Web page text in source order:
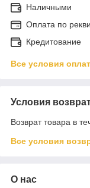
Наличными
Оплата по
Кредитование
Все условия
Условия
Возврат товара в
Все условия
О нас